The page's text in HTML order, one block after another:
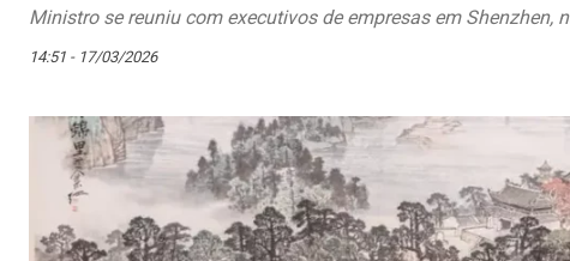
Ministro se reuniu com executivos de empresas em Shenzhen,
14:51 - 17/03/2026